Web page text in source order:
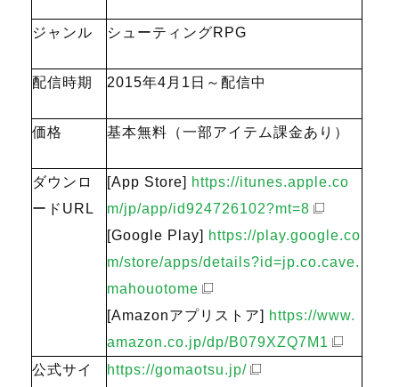
ジャンル シューティングRPG
配信時期 2015年4月1日～配信中
価格 基本無料（一部アイテム課金あり）
ダウンロ
ードURL
[App Store] https://itunes.apple.co
m/jp/app/id924726102?mt=8
[Google Play] https://play.google.co
m/store/apps/details?id=jp.co.cave.
mahouotome
[Amazonアプリストア] https://www.
amazon.co.jp/dp/B079XZQ7M1
公式サイ
https://gomaotsu.jp/